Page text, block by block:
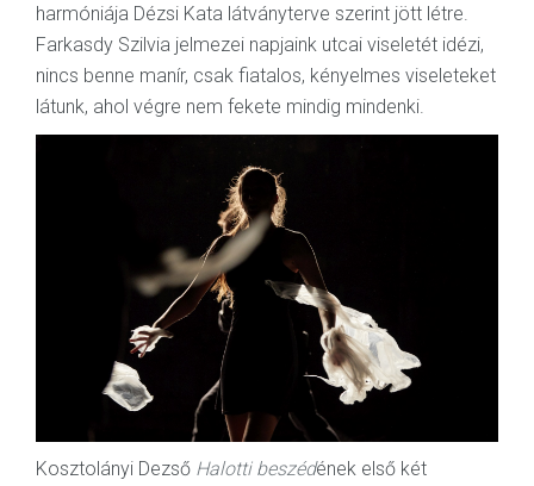
harmóniája Dézsi Kata látványterve szerint jött létre.
Farkasdy Szilvia jelmezei napjaink utcai viseletét idézi,
nincs benne manír, csak fiatalos, kényelmes viseleteket
látunk, ahol végre nem fekete mindig mindenki.
Kosztolányi Dezső Halotti beszédének első két